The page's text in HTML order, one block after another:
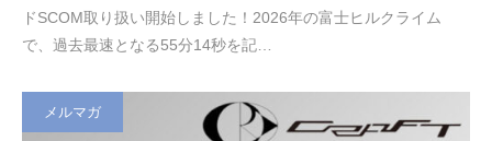
ドSCOM取り扱い開始しました！2026年の富士ヒルクライム
で、過去最速となる55分14秒を記…
メルマガ